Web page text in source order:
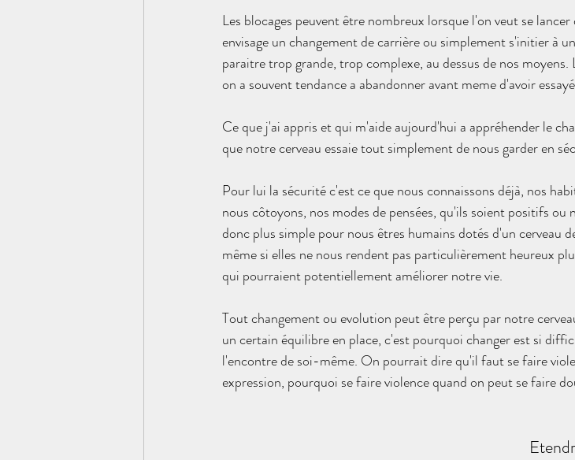
Les blocages peuvent être nombreux lorsque l'on veut se
envisage un changement de carrière ou simplement s'initier à
paraitre trop grande, trop complexe, au dessus de nos
on a souvent tendance a abandonner avant meme d'avoir
Ce que j'ai appris et qui m'aide aujourd'hui a appréhender le
que notre cerveau essaie tout simplement de nous garder en
Pour lui la sécurité c'est ce que nous connaissons déjà, nos
nous côtoyons, nos modes de pensées, qu'ils soient positifs
donc plus simple pour nous êtres humains dotés d'un cerveau
même si elles ne nous rendent pas particulièrement heureux
qui pourraient potentiellement améliorer notre vie.
Tout changement ou evolution peut être perçu par notre
un certain équilibre en place, c'est pourquoi changer est si
l'encontre de soi-même. On pourrait dire qu'il faut se faire
expression, pourquoi se faire violence quand on peut se faire